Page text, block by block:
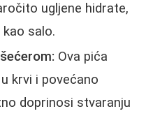
ugljene hidrate,
salo.
Ova pića
krvi i povećano
doprinosi stvaranju